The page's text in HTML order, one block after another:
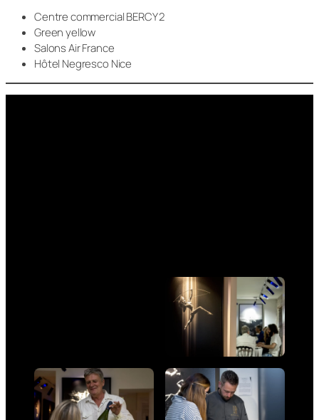
Centre commercial BERCY 2
Green yellow
Salons Air France
Hôtel Negresco Nice